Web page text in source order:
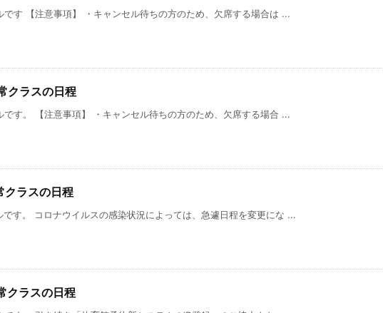
です 【注意事項】 ・キャンセル待ちの方のため、欠席する場合は ...
クラスの日程
です。 【注意事項】 ・キャンセル待ちの方のため、欠席する場合 ...
ラスの日程
です。 コロナウイルスの感染状況によっては、急遽日程を変更にな ...
クラスの日程